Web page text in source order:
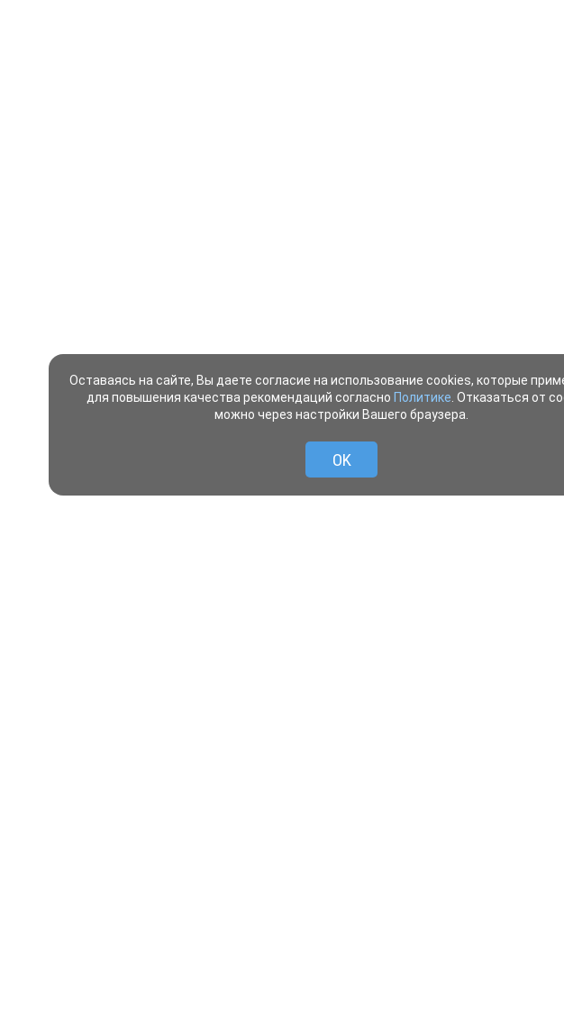
Оставаясь на сайте, Вы даете согласие на использование cookies, которые
для повышения качества рекомендаций согласно Политике . Отказаться от
можно через настройки Вашего браузера.
OK